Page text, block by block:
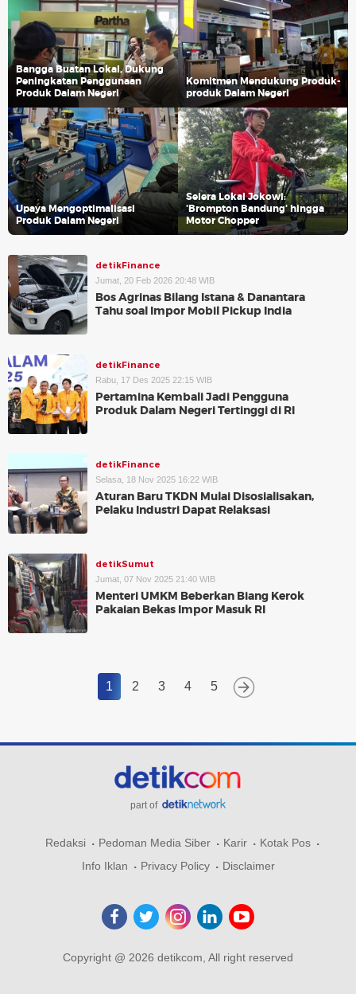
Bangga Buatan Lokal, Dukung
Peningkatan Penggunaan
Produk Dalam Negeri
Komitmen Mendukung Produk-
produk Dalam Negeri
Upaya Mengoptimalisasi
Produk Dalam Negeri
Selera Lokal Jokowi:
'Brompton Bandung' hingga
Motor Chopper
detikFinance
Jumat, 20 Feb 2026 20:48 WIB
Bos Agrinas Bilang Istana & Danantara
Tahu soal Impor Mobil Pickup India
detikFinance
Rabu, 17 Des 2025 22:15 WIB
Pertamina Kembali Jadi Pengguna
Produk Dalam Negeri Tertinggi di RI
detikFinance
Selasa, 18 Nov 2025 16:22 WIB
Aturan Baru TKDN Mulai Disosialisakan,
Pelaku Industri Dapat Relaksasi
detikSumut
Jumat, 07 Nov 2025 21:40 WIB
Menteri UMKM Beberkan Biang Kerok
Pakaian Bekas Impor Masuk RI
1 2 3 4 5
part of
Redaksi Pedoman Media Siber Karir
Kotak Pos
Info Iklan
Privacy Policy Disclaimer
Copyright @ 2026 detikcom, All right reserved